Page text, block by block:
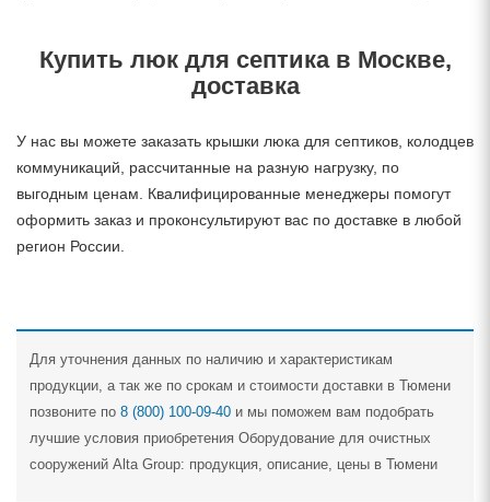
Купить люк для септика в Москве,
доставка
У нас вы можете заказать крышки люка для септиков, колодцев
коммуникаций, рассчитанные на разную нагрузку, по
выгодным ценам. Квалифицированные менеджеры помогут
оформить заказ и проконсультируют вас по доставке в любой
регион России.
Для уточнения данных по наличию и характеристикам
продукции, а так же по срокам и стоимости доставки в Тюмени
позвоните по 8 (800) 100-09-40 и мы поможем вам подобрать
лучшие условия приобретения Оборудование для очистных
сооружений Alta Group: продукция, описание, цены в Тюмени